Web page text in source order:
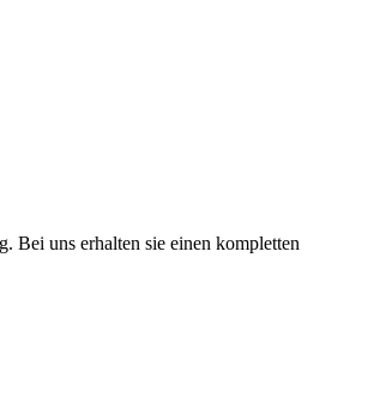
Bei uns erhalten sie einen kompletten